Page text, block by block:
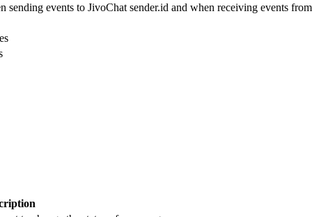
sending events to JivoChat sender.id and when receiving events